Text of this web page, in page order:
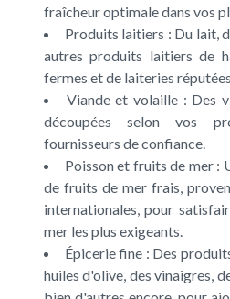
fraîcheur optimale dans vos
Produits laitiers : Du lait,
autres produits laitiers de
fermes et de laiteries
Viande et volaille : Des
découpées selon vos
fournisseurs de confiance.
Poisson et fruits de mer :
de fruits de mer frais,
internationales, pour
mer les plus exigeants.
Épicerie fine : Des
huiles d'olive, des vinaigres,